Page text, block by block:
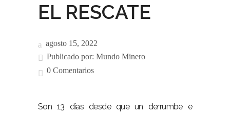
EL RESCATE
agosto 15, 2022
Publicado por: Mundo Minero
0 Comentarios
Son 13 días desde que un derrumbe e